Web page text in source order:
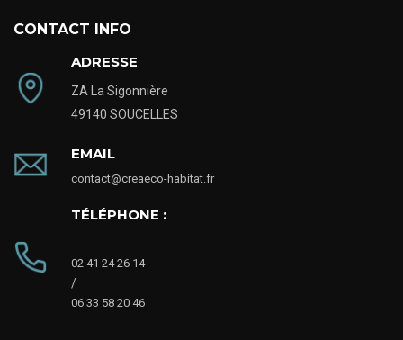
CONTACT INFO
ADRESSE
ZA La Sigonnière
49140 SOUCELLES
EMAIL
contact@creaeco-habitat.fr
TÉLÉPHONE :
02 41 24 26 14
/
06 33 58 20 46